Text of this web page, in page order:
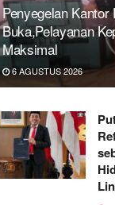
Penyegelan
Buka,Pelayanan
Maksimal
6 AGUSTUS 2026